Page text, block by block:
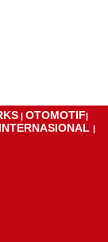
OTOMOTIF
INTERNASIONAL